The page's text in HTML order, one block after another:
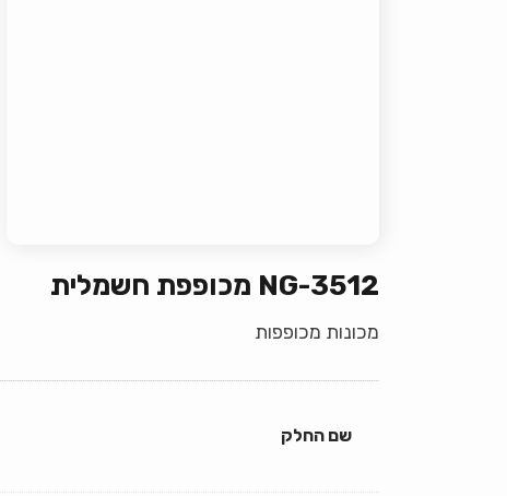
NG-3512 מכופפת חשמלית
מכונות מכופפות
שם החלק